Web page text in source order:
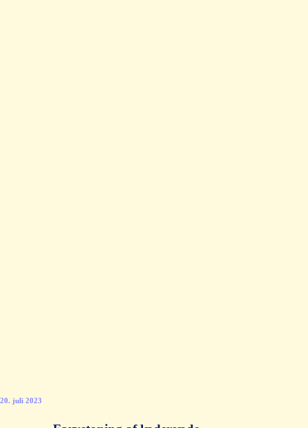
20. juli 2023